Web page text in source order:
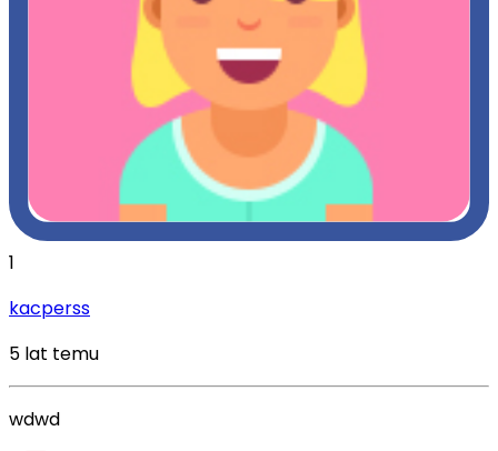
1
kacperss
5 lat temu
wdwd